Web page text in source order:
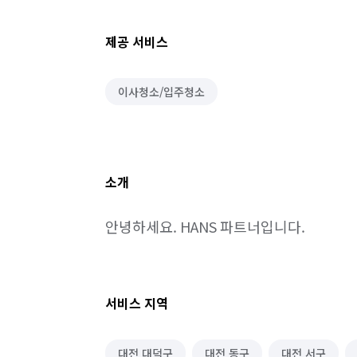
제공 서비스
이사청소/입주청소
소개
안녕하세요. HANS 파트너입니다.
서비스 지역
대전 대덕구 대전 동구 대전 서구